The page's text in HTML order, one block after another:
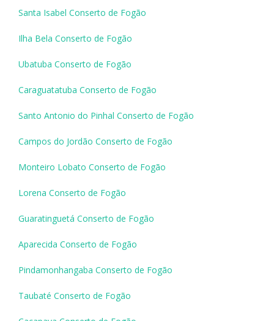
Santa Isabel Conserto de Fogão
Ilha Bela Conserto de Fogão
Ubatuba Conserto de Fogão
Caraguatatuba Conserto de Fogão
Santo Antonio do Pinhal Conserto de Fogão
Campos do Jordão Conserto de Fogão
Monteiro Lobato Conserto de Fogão
Lorena Conserto de Fogão
Guaratinguetá Conserto de Fogão
Aparecida Conserto de Fogão
Pindamonhangaba Conserto de Fogão
Taubaté Conserto de Fogão